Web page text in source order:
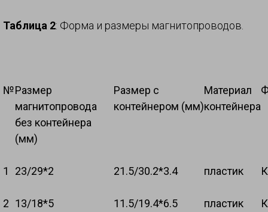
Таблица 2: Форма и размеры магнитопроводов.
№Размер
магнитопровода
без контейнера
(мм)
Размер с
контейнером (мм)
Материал
контейнера
1 23/29*2 21.5/30.2*3.4 пластик
2 13/18*5 11.5/19.4*6.5 пластик